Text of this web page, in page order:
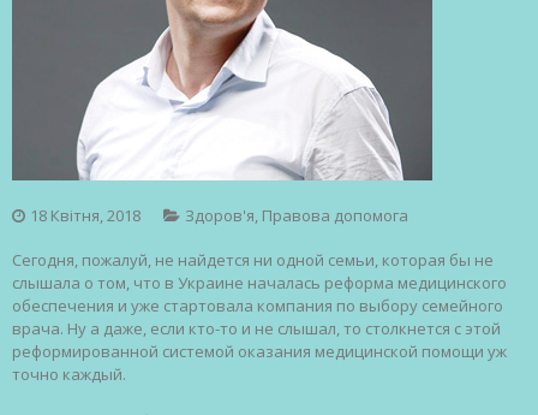
18 Квітня, 2018 Здоров'я, Правова допомога
Сегодня, пожалуй, не найдется ни одной семьи, которая бы не
слышала о том, что в Украине началась реформа медицинского
обеспечения и уже стартовала компания по выбору семейного
врача. Ну а даже, если кто-то и не слышал, то столкнется с этой
реформированной системой оказания медицинской помощи уж
точно каждый.